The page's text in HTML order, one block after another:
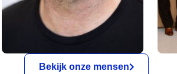
Bekijk onze mensen